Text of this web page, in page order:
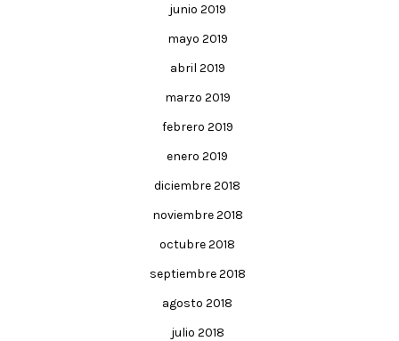
junio 2019
mayo 2019
abril 2019
marzo 2019
febrero 2019
enero 2019
diciembre 2018
noviembre 2018
octubre 2018
septiembre 2018
agosto 2018
julio 2018